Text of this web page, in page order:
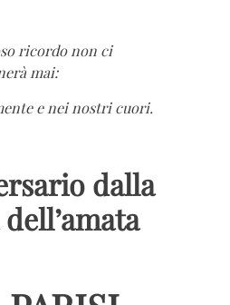
ricordo non ci
mai:
e nei nostri cuori.
dalla